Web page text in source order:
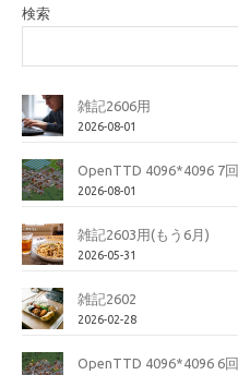
検索
雑記2606用
2026-08-01
OpenTTD 4096*4096 7
2026-08-01
雑記2603用(もう6月)
2026-05-31
雑記2602
2026-02-28
OpenTTD 4096*4096 6